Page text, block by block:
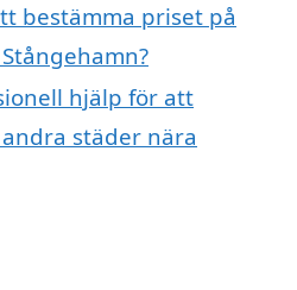
bestämma priset på
hjälp för att
städer nära